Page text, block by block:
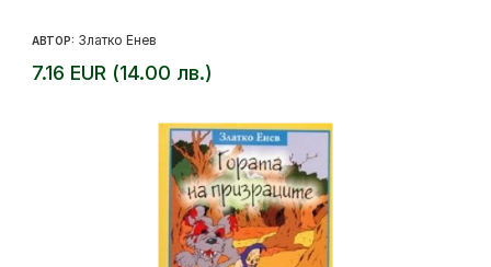
АВТОР: Златко Енев
7.16 EUR (14.00 лв.)